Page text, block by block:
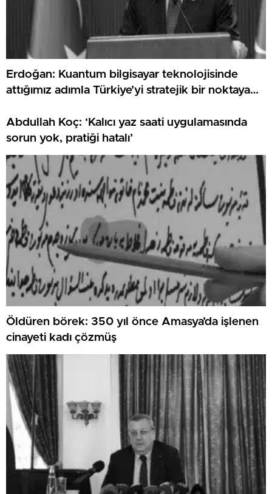
Erdoğan: Kuantum bilgisayar teknolojisinde
attığımız adımla Türkiye’yi stratejik bir noktaya
Abdullah Koç: ‘Kalıcı yaz saati uygulamasında
sorun yok, pratiği hatalı’
Öldüren börek: 350 yıl önce Amasya’da işlenen
cinayeti kadı çözmüş